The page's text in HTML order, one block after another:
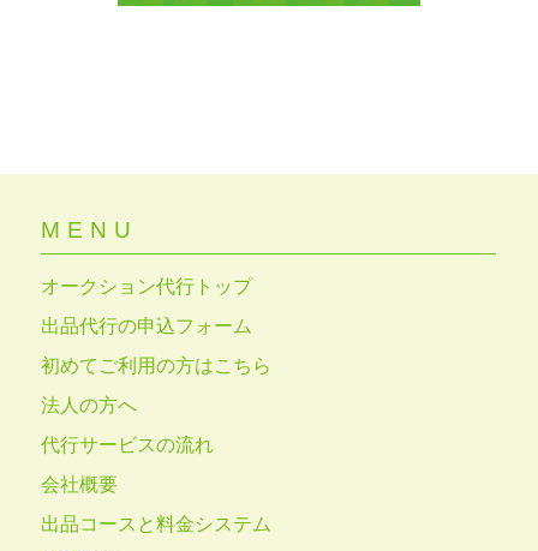
MENU
オークション代行トップ
出品代行の申込フォーム
初めてご利用の方はこちら
法人の方へ
代行サービスの流れ
会社概要
出品コースと料金システム